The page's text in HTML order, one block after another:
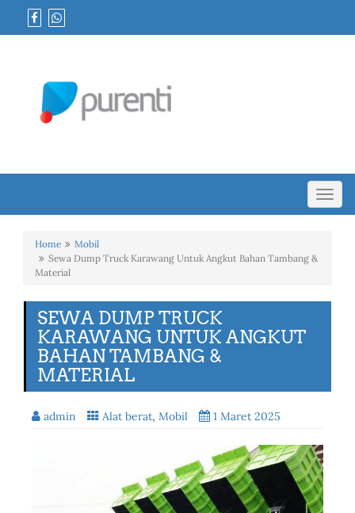
Home
Mobil
Sewa Dump Truck Karawang Untuk Angkut Bahan Tambang &
Material
SEWA DUMP TRUCK
KARAWANG UNTUK ANGKUT
BAHAN TAMBANG &
MATERIAL
admin Alat berat, Mobil 1 Maret 2025